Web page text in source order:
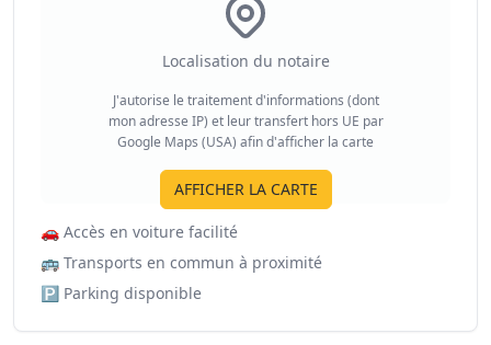
Localisation du notaire
J'autorise le traitement d'informations (dont
mon adresse IP) et leur transfert hors UE par
Google Maps (USA) afin d'afficher la carte
AFFICHER LA CARTE
🚗 Accès en voiture facilité
🚌 Transports en commun à proximité
🅿️ Parking disponible